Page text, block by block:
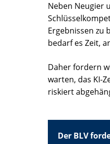
Neben Neugier
Ergebnissen zu
bedarf es Zeit,
Daher fordern
warten, das KI-
riskiert
Der BLV